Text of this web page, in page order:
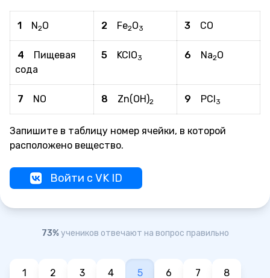
1 N2O 2 Fe2O3 3 CO
4 Пищевая
сода
5 KClO3 6 Na2O
7 NO 8 Zn(OH)2 9 PCl3
Запишите в таблицу номер ячейки, в которой
расположено вещество.
Войти с VK ID
73%учеников отвечают на вопрос правильно
1 2 3 4 5 6 7 8